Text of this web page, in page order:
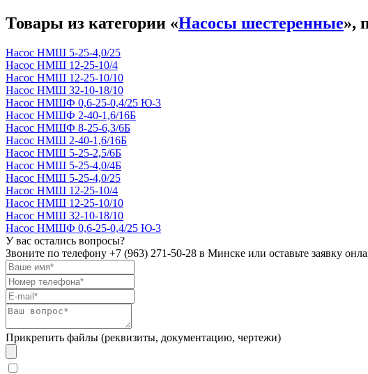
Товары из категории «Насосы шестеренные»,
Насос НМШ 5-25-4,0/25
Насос НМШ 12-25-10/4
Насос НМШ 12-25-10/10
Насос НМШ 32-10-18/10
Насос НМШФ 0,6-25-0,4/25 Ю-3
Насос НМШФ 2-40-1,6/16Б
Насос НМШФ 8-25-6,3/6Б
Насос НМШ 2-40-1,6/16Б
Насос НМШ 5-25-2,5/6Б
Насос НМШ 5-25-4,0/4Б
Насос НМШ 5-25-4,0/25
Насос НМШ 12-25-10/4
Насос НМШ 12-25-10/10
Насос НМШ 32-10-18/10
Насос НМШФ 0,6-25-0,4/25 Ю-3
У вас остались вопросы?
Звоните по телефону +7 (963) 271-50-28 в Минске или оставьте заявку
Прикрепить файлы (реквизиты, документацию, чертежи)